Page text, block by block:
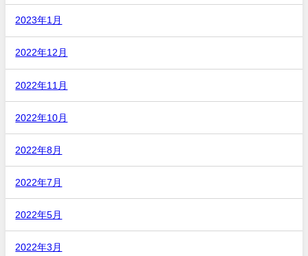
2023年1月
2022年12月
2022年11月
2022年10月
2022年8月
2022年7月
2022年5月
2022年3月